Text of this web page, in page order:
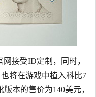
接受ID定制，同时，
将在游戏中植入科比7
本的售价为140美元，